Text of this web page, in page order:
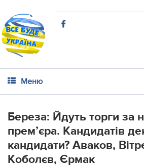
Меню
Бeреза: Йдyть тoрги зa
пpем’єра. Кaндидатів
кaндидати? Авaков,
Кoболєв, Єpмак